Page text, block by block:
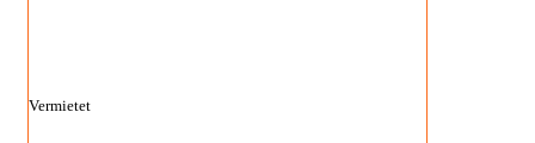
Vermietet